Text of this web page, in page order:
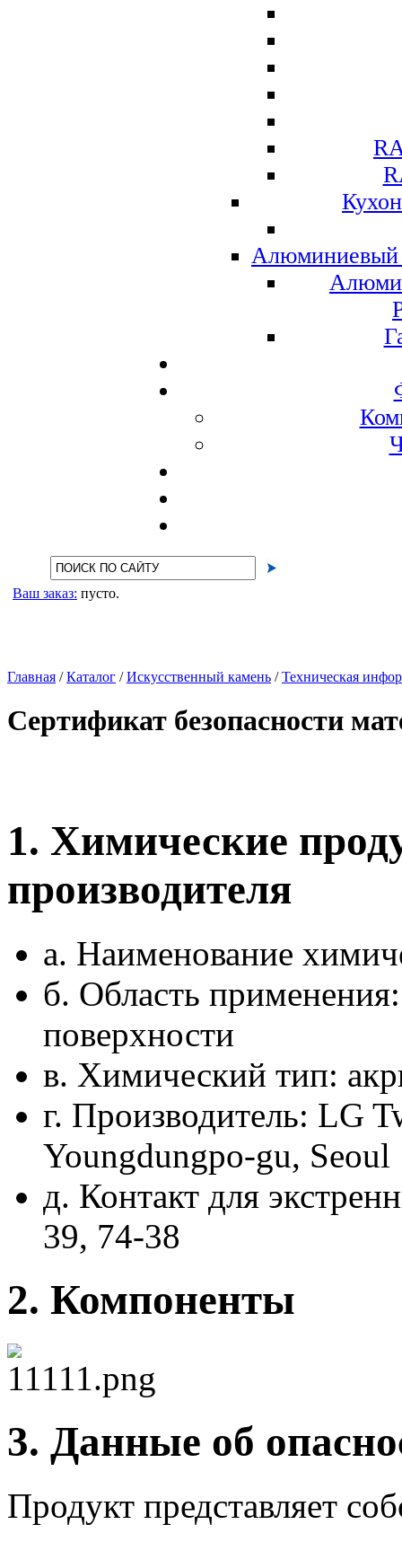
Алюминиевый
Ваш заказ: пусто.
Главная /Каталог /Искусственный камень /Техническая
Сертификат безопасности
1. Химические
производителя
а. Наименование
б. Область
поверхности
в. Химический тип:
г. Производитель: LG
Youngdungpo-gu,
д. Контакт для
39, 74-38
2. Компоненты
3. Данные об
Продукт представляет